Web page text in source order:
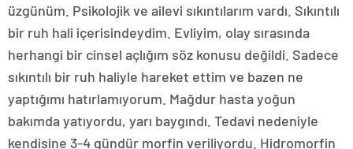
üzgünüm. Psikolojik ve ailevi sıkıntılarım vardı. Sıkıntılı
bir ruh hali içerisindeydim. Evliyim, olay sırasında
herhangi bir cinsel açlığım söz konusu değildi. Sadece
sıkıntılı bir ruh haliyle hareket ettim ve bazen ne
yaptığımı hatırlamıyorum. Mağdur hasta yoğun
bakımda yatıyordu, yarı baygındı. Tedavi nedeniyle
kendisine 3-4 gündür morfin veriliyordu. Hidromorfin